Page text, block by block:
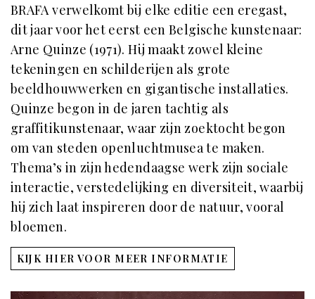
BRAFA verwelkomt bij elke editie een eregast,
dit jaar voor het eerst een Belgische kunstenaar:
Arne Quinze (1971). Hij maakt zowel kleine
tekeningen en schilderijen als grote
beeldhouwwerken en gigantische installaties.
Quinze begon in de jaren tachtig als
graffitikunstenaar, waar zijn zoektocht begon
om van steden openluchtmusea te maken.
Thema’s in zijn hedendaagse werk zijn sociale
interactie, verstedelijking en diversiteit, waarbij
hij zich laat inspireren door de natuur, vooral
bloemen.
KIJK HIER VOOR MEER INFORMATIE